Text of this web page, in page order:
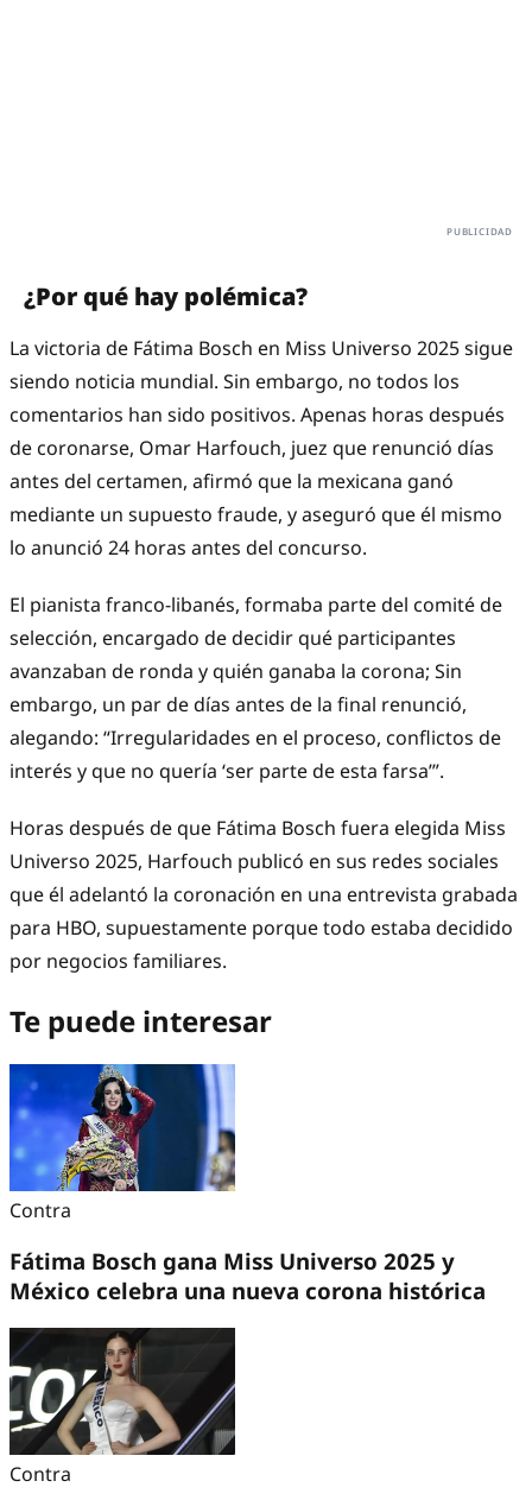
¿Por qué hay polémica?
La victoria de Fátima Bosch en Miss Universo 2025 sigue
siendo noticia mundial. Sin embargo, no todos los
comentarios han sido positivos. Apenas horas después
de coronarse, Omar Harfouch, juez que renunció días
antes del certamen, afirmó que la mexicana ganó
mediante un supuesto fraude, y aseguró que él mismo
lo anunció 24 horas antes del concurso.
El pianista franco-libanés, formaba parte del comité de
selección, encargado de decidir qué participantes
avanzaban de ronda y quién ganaba la corona; Sin
embargo, un par de días antes de la final renunció,
alegando: “Irregularidades en el proceso, conflictos de
interés y que no quería ‘ser parte de esta farsa’”.
Horas después de que Fátima Bosch fuera elegida Miss
Universo 2025, Harfouch publicó en sus redes sociales
que él adelantó la coronación en una entrevista grabada
para HBO, supuestamente porque todo estaba decidido
por negocios familiares.
Te puede interesar
Contra
Fátima Bosch gana Miss Universo 2025 y
México celebra una nueva corona histórica
Contra